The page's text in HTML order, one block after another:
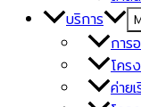
บริการ
การ
โคร
ค่าย